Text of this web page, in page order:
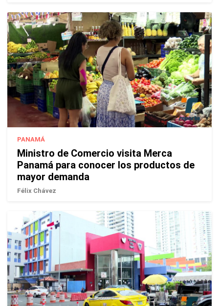
PANAMÁ
Ministro de Comercio visita Merca
Panamá para conocer los productos de
mayor demanda
Félix Chávez